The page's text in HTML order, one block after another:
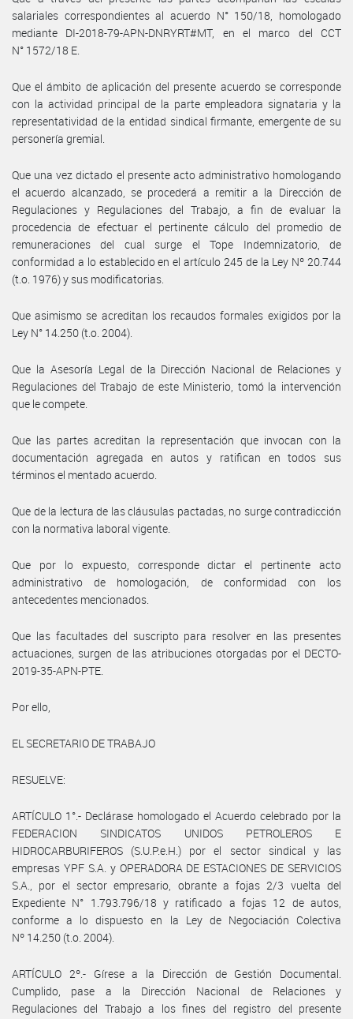
salariales correspondientes al acuerdo N° 150/18, homologado
mediante DI-2018-79-APN-DNRYRT#MT, en el marco del CCT
N° 1572/18 E.
Que el ámbito de aplicación del presente acuerdo se corresponde
con la actividad principal de la parte empleadora signataria y la
representatividad de la entidad sindical firmante, emergente de su
personería gremial.
Que una vez dictado el presente acto administrativo homologando
el acuerdo alcanzado, se procederá a remitir a la Dirección de
Regulaciones y Regulaciones del Trabajo, a fin de evaluar la
procedencia de efectuar el pertinente cálculo del promedio de
remuneraciones del cual surge el Tope Indemnizatorio, de
conformidad a lo establecido en el artículo 245 de la Ley Nº 20.744
(t.o. 1976) y sus modificatorias.
Que asimismo se acreditan los recaudos formales exigidos por la
Ley N° 14.250 (t.o. 2004).
Que la Asesoría Legal de la Dirección Nacional de Relaciones y
Regulaciones del Trabajo de este Ministerio, tomó la intervención
que le compete.
Que las partes acreditan la representación que invocan con la
documentación agregada en autos y ratifican en todos sus
términos el mentado acuerdo.
Que de la lectura de las cláusulas pactadas, no surge contradicción
con la normativa laboral vigente.
Que por lo expuesto, corresponde dictar el pertinente acto
administrativo de homologación, de conformidad con los
antecedentes mencionados.
Que las facultades del suscripto para resolver en las presentes
actuaciones, surgen de las atribuciones otorgadas por el DECTO-
2019-35-APN-PTE.
Por ello,
EL SECRETARIO DE TRABAJO
RESUELVE:
ARTÍCULO 1°.- Declárase homologado el Acuerdo celebrado por la
FEDERACION SINDICATOS UNIDOS PETROLEROS E
HIDROCARBURIFEROS (S.U.P.e.H.) por el sector sindical y las
empresas YPF S.A. y OPERADORA DE ESTACIONES DE SERVICIOS
S.A., por el sector empresario, obrante a fojas 2/3 vuelta del
Expediente N° 1.793.796/18 y ratificado a fojas 12 de autos,
conforme a lo dispuesto en la Ley de Negociación Colectiva
Nº 14.250 (t.o. 2004).
ARTÍCULO 2º.- Gírese a la Dirección de Gestión Documental.
Cumplido, pase a la Dirección Nacional de Relaciones y
Regulaciones del Trabajo a los fines del registro del presente